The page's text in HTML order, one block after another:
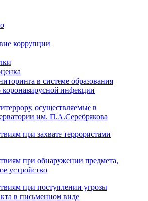
коррупции
в системе образования
инфекции
осуществляемые в
им. П.А.Серебрякова
при захвате террористами
при обнаружении предмета,
устройство
при поступлении угрозы
в письменном виде